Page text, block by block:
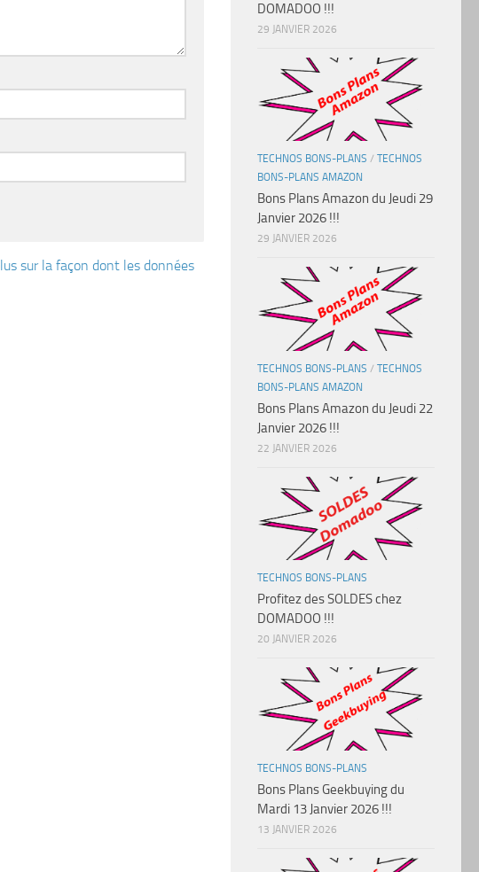
sur la façon dont les données
DOMADOO !!!
29 JANVIER 2026
TECHNOS BONS-PLANS / TECHNOS
BONS-PLANS AMAZON
Bons Plans Amazon du Jeudi 29
Janvier 2026 !!!
29 JANVIER 2026
TECHNOS BONS-PLANS / TECHNOS
BONS-PLANS AMAZON
Bons Plans Amazon du Jeudi 22
Janvier 2026 !!!
22 JANVIER 2026
TECHNOS BONS-PLANS
Profitez des SOLDES chez
DOMADOO !!!
20 JANVIER 2026
TECHNOS BONS-PLANS
Bons Plans Geekbuying du
Mardi 13 Janvier 2026 !!!
13 JANVIER 2026